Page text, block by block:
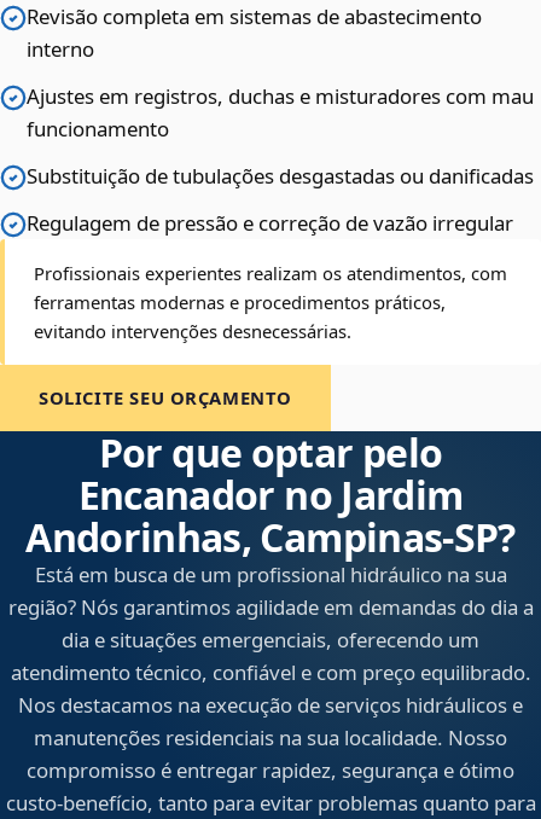
Revisão completa em sistemas de abastecimento
interno
Ajustes em registros, duchas e misturadores com mau
funcionamento
Substituição de tubulações desgastadas ou danificadas
Regulagem de pressão e correção de vazão irregular
Profissionais experientes realizam os atendimentos, com
ferramentas modernas e procedimentos práticos,
evitando intervenções desnecessárias.
SOLICITE SEU ORÇAMENTO
Por que optar pelo
Encanador no Jardim
Andorinhas, Campinas‑SP?
Está em busca de um profissional hidráulico na sua
região? Nós garantimos agilidade em demandas do dia a
dia e situações emergenciais, oferecendo um
atendimento técnico, confiável e com preço equilibrado.
Nos destacamos na execução de serviços hidráulicos e
manutenções residenciais na sua localidade. Nosso
compromisso é entregar rapidez, segurança e ótimo
custo-benefício, tanto para evitar problemas quanto para